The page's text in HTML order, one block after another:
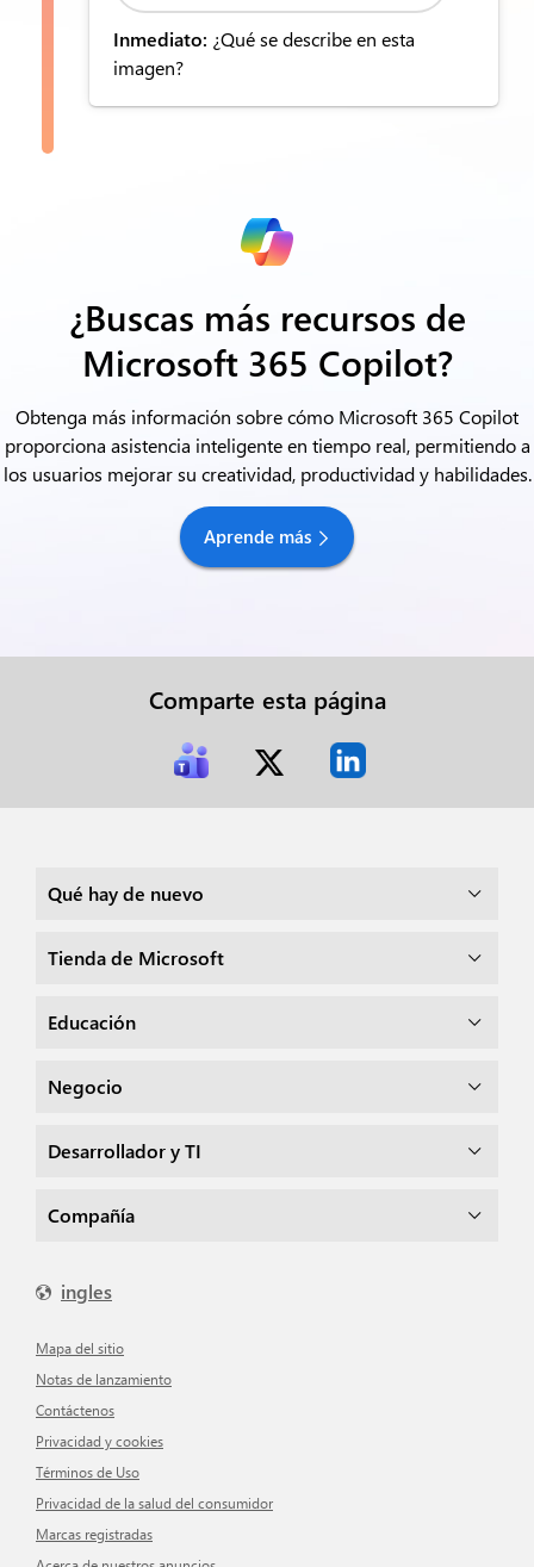
Inmediato: ¿Qué se describe en esta
imagen?
¿Buscas más recursos de
Microsoft 365 Copilot?
Obtenga más información sobre cómo Microsoft 365 Copilot
proporciona asistencia inteligente en tiempo real, permitiendo a
los usuarios mejorar su creatividad, productividad y habilidades.
Aprende más
Comparte esta página
Qué hay de nuevo
Tienda de Microsoft
Educación
Negocio
Desarrollador y TI
Compañía
ingles
mapa del sitio
Notas de lanzamiento
Contáctenos
Privacidad y cookies
Términos de Uso
Privacidad de la salud del consumidor
Marcas registradas